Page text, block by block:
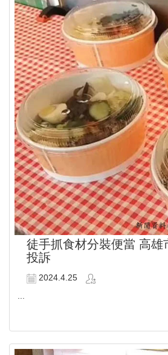
徒手抓食材分裝便當 高雄
投訴
2024.4.25
...